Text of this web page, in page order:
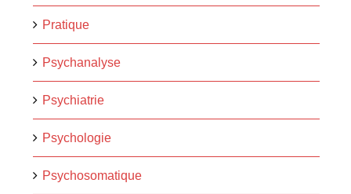
Pratique
Psychanalyse
Psychiatrie
Psychologie
Psychosomatique